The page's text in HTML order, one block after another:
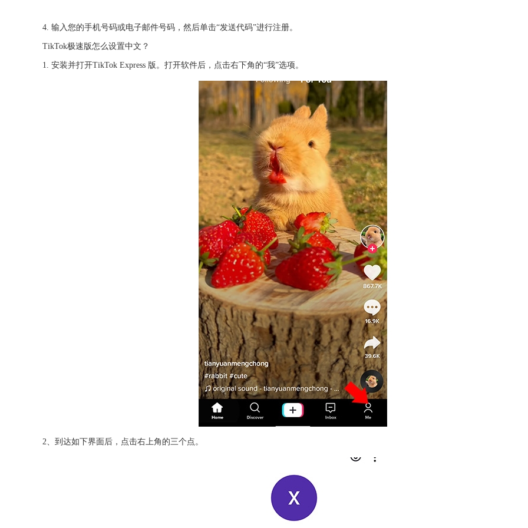
4. 输入您的手机号码或电子邮件号码，然后单击“发送代码”进行注册。
TikTok极速版怎么设置中文？
1. 安装并打开TikTok Express 版。打开软件后，点击右下角的“我”选项。
2、到达如下界面后，点击右上角的三个点。